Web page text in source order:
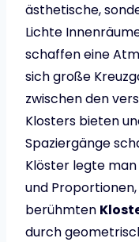
ästhetische,
Lichte
schaffen eine
sich große
zwischen den
Klosters bieten
Spaziergänge
Klöster legte
und
berühmten
durch